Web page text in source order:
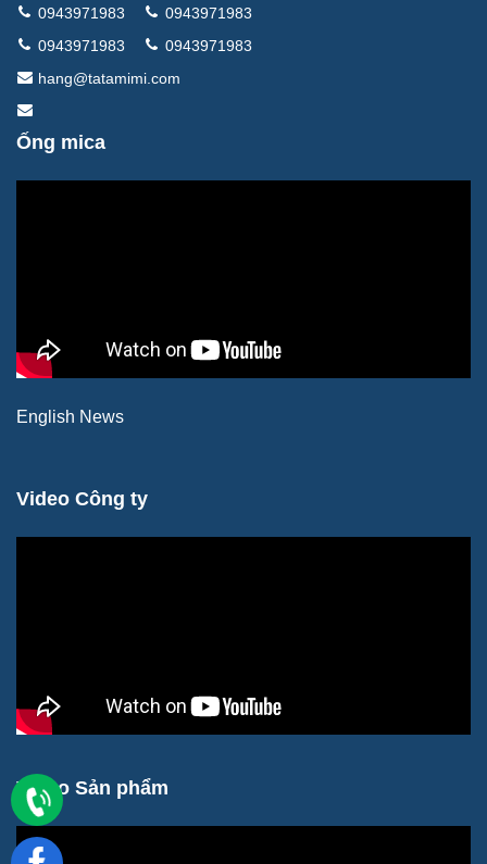
0943971983
0943971983
0943971983
0943971983
hang@tatamimi.com
Ống mica
English News
Video Công ty
Video Sản phẩm